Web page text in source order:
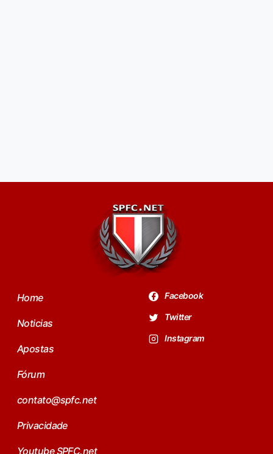
Home
Noticias
Apostas
Fórum
contato@spfc.net
Privacidade
Youtube SPFC.net
Facebook
Twitter
Instagram